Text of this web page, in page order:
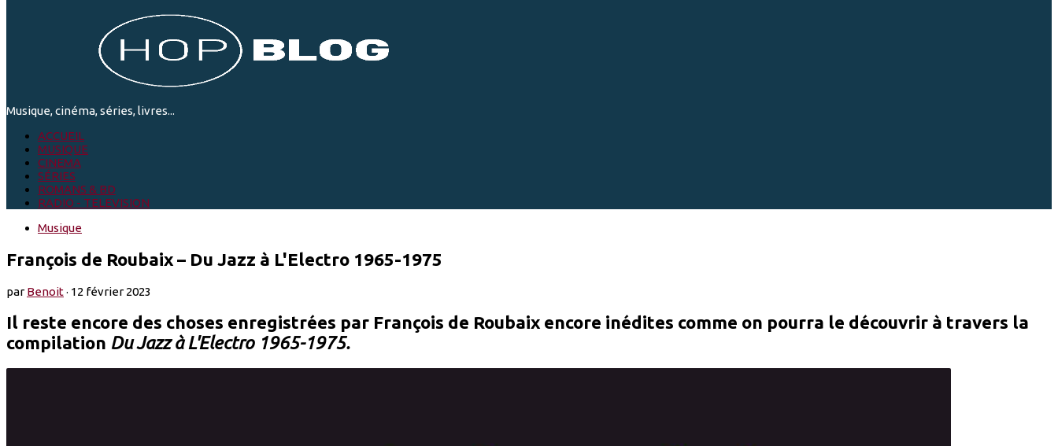
Musique, cinéma, séries, livres...
ACCUEIL
MUSIQUE
CINEMA
SÉRIES
ROMANS & BD
RADIO - TELEVISION
Musique
François de Roubaix – Du Jazz à L'Electro 1965-1975
parBenoit· 12 février 2023
Il reste encore des choses enregistrées par François de Roubaix encore inédites comme on pourra le découvrir à travers la
compilation Du Jazz à L'Electro 1965-1975.